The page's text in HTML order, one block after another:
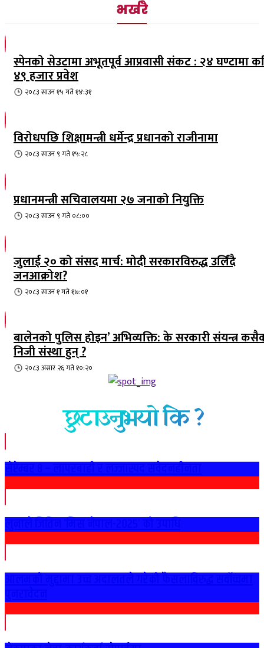
भर्खरै
स्पेनको सेउटामा अभूतपूर्व आप्रवासी संकट : २४ घण्टामा
४९ हजार प्रवेश
२०८३ साउन १५ गते १४:३१
विरोधपछि शिक्षामन्त्री धर्मेन्द्र प्रधानको राजीनामा
२०८३ साउन ९ गते १५:२८
प्रधानमन्त्री सचिवालयमा २७ जनाको नियुक्ति
२०८३ साउन ९ गते ०८:००
जुलाई २० को संसद मार्च: मोदी सरकारविरुद्ध उर्लिंदै
जनआक्रोश?
२०८३ साउन १ गते १७:०१
बालेनको पुलिस होइन’ अभिव्यक्ति: के सरकारी संयन्त्र
निजी संस्था हुन् ?
२०८३ असार २६ गते १०:२०
छुटाउनुभयो कि ?